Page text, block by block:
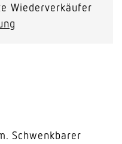
Wiederverkäufer
Schwenkbarer